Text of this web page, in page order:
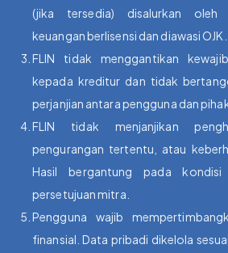
(jika tersedia) disalurkan oleh
keuangan berlisensi dan diawasi OJK.
FLIN tidak menggantikan
kepada kreditur dan tidak
perjanjian antara pengguna dan
FLIN tidak menjanjikan
pengurangan tertentu, atau
Hasil bergantung pada kondisi
persetujuan mitra.
Pengguna wajib
finansial. Data pribadi dikelola